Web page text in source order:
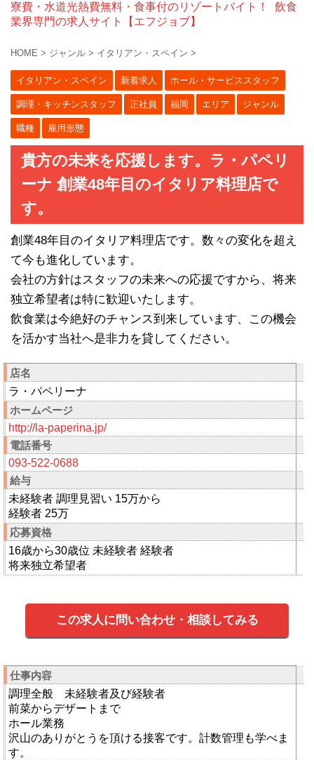
寮費・水道光熱費無料・食事付のリゾートバイト！
飲食
業界専門の求人サイト【エフジョブ】
HOME > ジャンル > イタリアン・スペイン >
イタリアン・スペイン 新着求人 ホール・サービススタッフ
調理・キッチンスタッフ 正社員 福岡 エリア ジャンル
職種 雇用形態
貴方の未来を応援します。ラ・パペリ
ーナ 創業48年目のイタリア料理店で
す。
創業48年目のイタリア料理店です。数々の変化を超え
て今も進化しています。
会社の方針はスタッフの未来への応援ですから、将来
独立希望者は特に歓迎いたします。
飲食業は今絶好のチャンス到来しています、この機会
を活かす当社へ是非力を貸してください。
店名
ラ・パペリーナ
ホームページ
http://la-paperina.jp/
電話番号
093-522-0688
給与
未経験者 調理見習い 15万から
経験者 25万
応募資格
16歳から30歳位 未経験者 経験者
将来独立希望者
この求人に問い合わせ・相談してみる
仕事内容
調理全般 未経験者及び経験者
前菜からデザートまで
ホール業務
沢山のありがとうを頂ける接客です。計数管理も学べま
す。